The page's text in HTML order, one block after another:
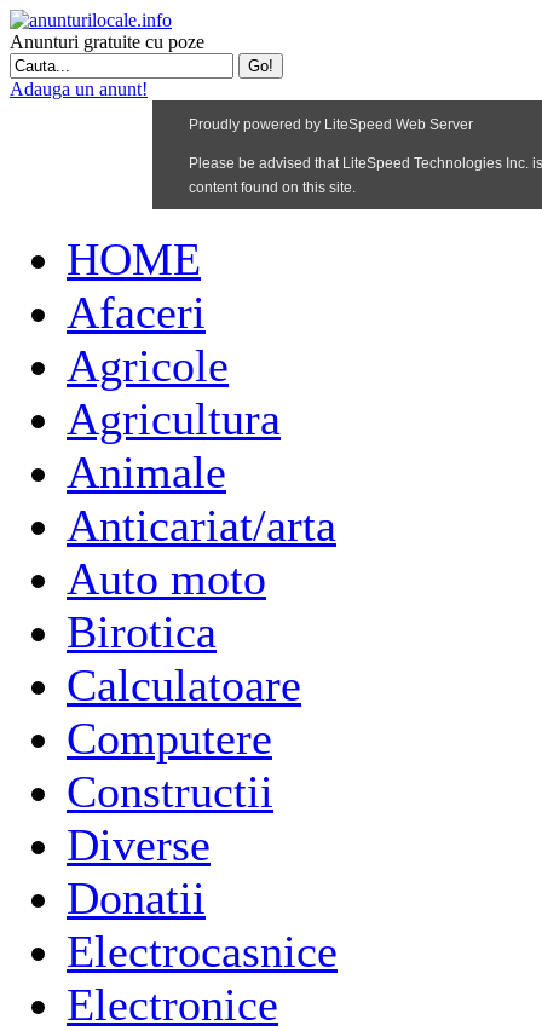
Anunturi gratuite cu poze
Adauga un anunt!
HOME
Afaceri
Agricole
Agricultura
Animale
Anticariat/arta
Auto moto
Birotica
Calculatoare
Computere
Constructii
Diverse
Donatii
Electrocasnice
Electronice